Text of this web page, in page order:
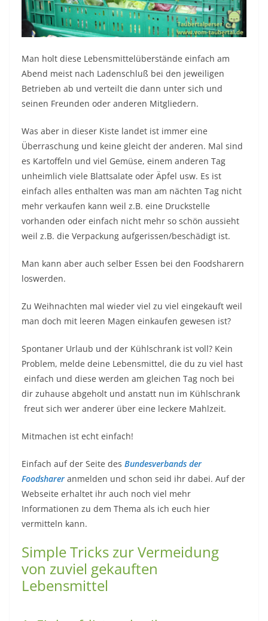
Man holt diese Lebensmittelüberstände einfach am
Abend meist nach Ladenschluß bei den jeweiligen
Betrieben ab und verteilt die dann unter sich und
seinen Freunden oder anderen Mitgliedern.
Was aber in dieser Kiste landet ist immer eine
Überraschung und keine gleicht der anderen. Mal sind
es Kartoffeln und viel Gemüse, einem anderen Tag
unheimlich viele Blattsalate oder Äpfel usw. Es ist
einfach alles enthalten was man am nächten Tag nicht
mehr verkaufen kann weil z.B. eine Druckstelle
vorhanden oder einfach nicht mehr so schön aussieht
weil z.B. die Verpackung aufgerissen/beschädigt ist.
Man kann aber auch selber Essen bei den Foodsharern
loswerden.
Zu Weihnachten mal wieder viel zu viel eingekauft weil
man doch mit leeren Magen einkaufen gewesen ist?
Spontaner Urlaub und der Kühlschrank ist voll? Kein
Problem, melde deine Lebensmittel, die du zu viel hast
einfach und diese werden am gleichen Tag noch bei
dir zuhause abgeholt und anstatt nun im Kühlschrank
freut sich wer anderer über eine leckere Mahlzeit.
Mitmachen ist echt einfach!
Einfach auf der Seite des Bundesverbands der
Foodsharer anmelden und schon seid ihr dabei. Auf der
Webseite erhaltet ihr auch noch viel mehr
Informationen zu dem Thema als ich euch hier
vermitteln kann.
Simple Tricks zur Vermeidung
von zuviel gekauften
Lebensmittel